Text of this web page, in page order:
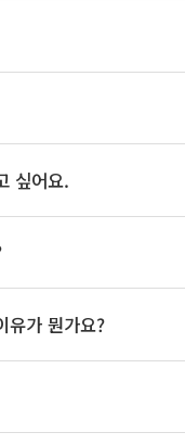
싶어요.
유가 뭔가요?